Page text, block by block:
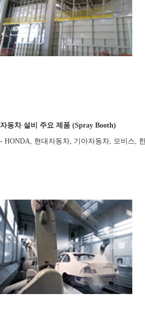
자동차 설비 주요 제품 (Spray Booth)
- HONDA, 현대자동차, 기아자동차, 모비스,